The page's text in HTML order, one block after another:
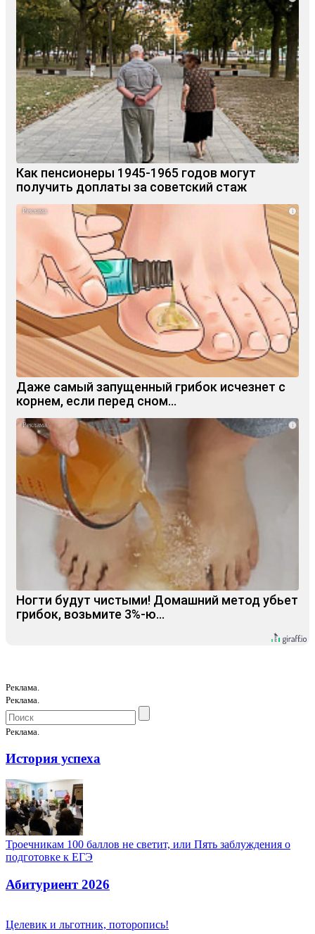
Как пенсионеры 1945-1965 годов могут
получить доплаты за советский стаж
i
Даже самый запущенный грибок исчезнет с
корнем, если перед сном…
i
Ногти будут чистыми! Домашний метод убьет
грибок, возьмите 3%-ю…
Реклама.
Реклама.
Реклама.
История успеха
Троечникам 100 баллов не светит, или Пять заблуждения о
подготовке к ЕГЭ
Абитуриент 2026
Целевик и льготник, поторопись!